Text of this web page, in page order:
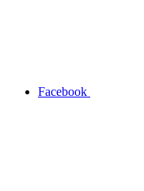
Facebook